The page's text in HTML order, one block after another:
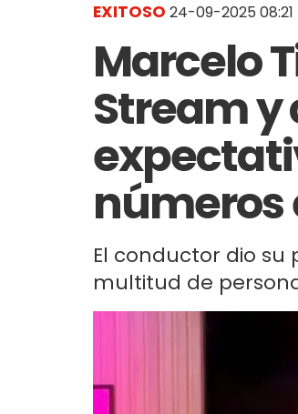
EXITOSO 24-09-2025 08:21
Marcelo
Stream y
números
El conductor dio
multitud de